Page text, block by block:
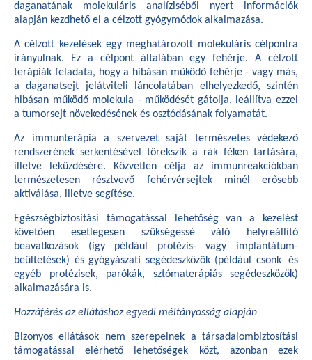
daganatának molekuláris analíziséből nyert információk
alapján kezdhető el a célzott gyógymódok alkalmazása.
A célzott kezelések egy meghatározott molekuláris célpontra
irányulnak. Ez a célpont általában egy fehérje. A célzott
terápiák feladata, hogy a hibásan működő fehérje - vagy más,
a daganatsejt jelátviteli láncolatában elhelyezkedő, szintén
hibásan működő molekula - működését gátolja, leállítva ezzel
a tumorsejt növekedésének és osztódásának folyamatát.
Az immunterápia a szervezet saját természetes védekező
rendszerének serkentésével törekszik a rák féken tartására,
illetve leküzdésére. Közvetlen célja az immunreakciókban
természetesen résztvevő fehérvérsejtek minél erősebb
aktiválása, illetve segítése.
Egészségbiztosítási támogatással lehetőség van a kezelést
követően esetlegesen szükségessé váló helyreállító
beavatkozások (így például protézis- vagy implantátum-
beültetések) és gyógyászati segédeszközök (például csonk- és
egyéb protézisek, parókák, sztómaterápiás segédeszközök)
alkalmazására is.
Hozzáférés az ellátáshoz egyedi méltányosság alapján
Bizonyos ellátások nem szerepelnek a társadalombiztosítási
támogatással elérhető lehetőségek közt, azonban ezek